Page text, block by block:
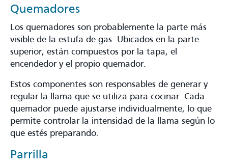
Quemadores
Los quemadores son probablemente la parte más
visible de la estufa de gas. Ubicados en la parte
superior, están compuestos por la tapa, el
encendedor y el propio quemador.
Estos componentes son responsables de generar y
regular la llama que se utiliza para cocinar. Cada
quemador puede ajustarse individualmente, lo que
permite controlar la intensidad de la llama según lo
que estés preparando.
Parrilla